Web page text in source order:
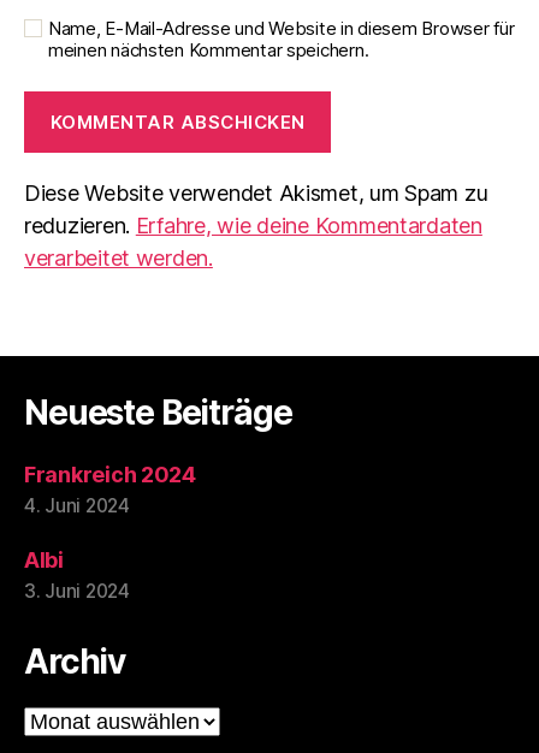
Name, E-Mail-Adresse und Website in diesem Browser für
meinen nächsten Kommentar speichern.
Diese Website verwendet Akismet, um Spam zu
reduzieren. Erfahre, wie deine Kommentardaten
verarbeitet werden.
Neueste Beiträge
Frankreich 2024
4. Juni 2024
Albi
3. Juni 2024
Archiv
Archiv